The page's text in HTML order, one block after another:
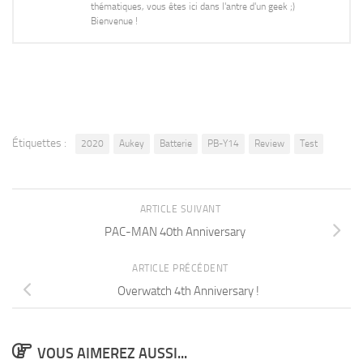
thématiques, vous êtes ici dans l'antre d'un geek ;)
Bienvenue !
Étiquettes : 2020 Aukey Batterie PB-Y14 Review Test
ARTICLE SUIVANT
PAC-MAN 40th Anniversary
ARTICLE PRÉCÉDENT
Overwatch 4th Anniversary !
VOUS AIMEREZ AUSSI...